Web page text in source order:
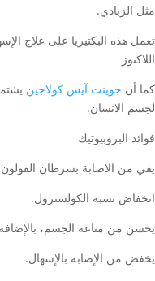
مثل الزبادي.
تعمل هذه البكتيريا على علاج
اللاكتوز
كما أن جوينت آيس كولاجين
لجسم الانسان.
فوائد البروبيوتيك
يقي من الاصابة بسرطان
انخفاض نسبة الكولسترول.
يحسن من مناعة الجسم،
يخفض من الإصابة بالإسهال.